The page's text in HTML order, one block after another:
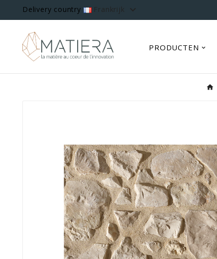
Delivery country Frankrijk 
PRODUCTEN